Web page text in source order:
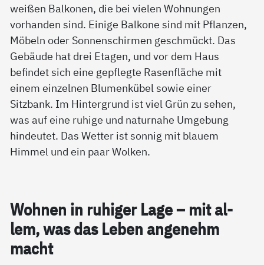
Woh­nen in ru­hi­ger La­ge – mit al­
lem, was das Le­ben an­ge­nehm
macht